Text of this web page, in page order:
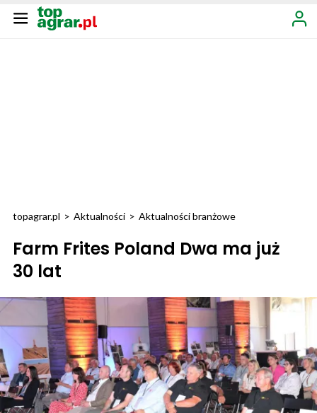
topagrar.pl > Aktualności > Aktualności branżowe
Farm Frites Poland Dwa ma już
30 lat